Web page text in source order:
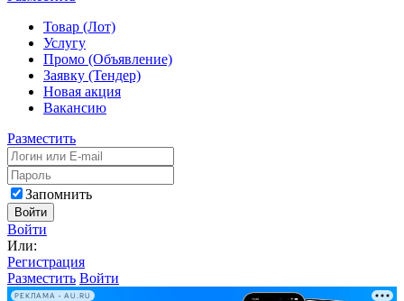
Товар (Лот)
Услугу
Промо (Объявление)
Заявку (Тендер)
Новая акция
Вакансию
Разместить
Запомнить
Войти
Войти
Или:
Регистрация
Разместить Войти
РЕКЛАМА • AU.RU